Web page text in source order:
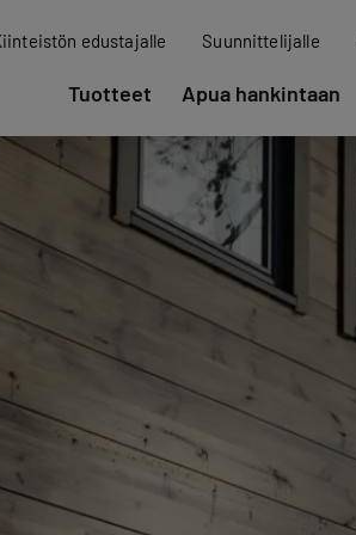
edustajalle Suunnittelijalle
Tuotteet Apua hankintaan